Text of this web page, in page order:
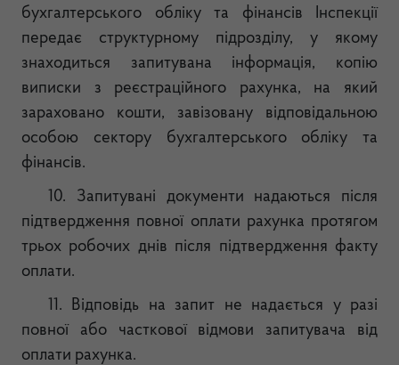
бухгалтерського обліку та фінансів Інспекції
передає структурному підрозділу, у якому
знаходиться запитувана інформація, копію
виписки з реєстраційного рахунка, на який
зараховано кошти, завізовану відповідальною
особою сектору бухгалтерського обліку та
фінансів.
10. Запитувані документи надаються після
підтвердження повної оплати рахунка протягом
трьох робочих днів після підтвердження факту
оплати.
11. Відповідь на запит не надається у разі
повної або часткової відмови запитувача від
оплати рахунка.